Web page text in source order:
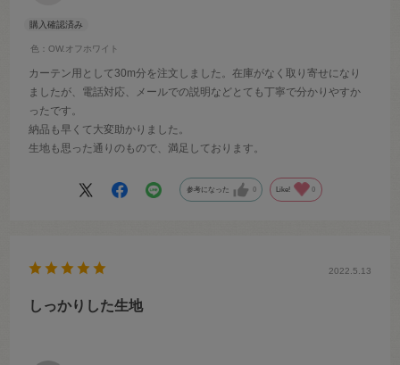
色：OW.オフホワイト
カーテン用として30m分を注文しました。在庫がなく取り寄せになり
ましたが、電話対応、メールでの説明などとても丁寧で分かりやすか
ったです。
納品も早くて大変助かりました。
生地も思った通りのもので、満足しております。
参考になった 0 Like! 0
2022.5.13
しっかりした生地